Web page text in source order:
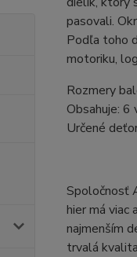
pasovali.
Podľa toho
motoriku,
Rozmery
Obsahuje: 6
Určené
Spoločnosť
hier má viac
najmenším
trvalá